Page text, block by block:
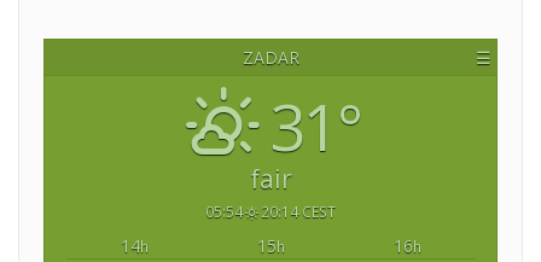
ZADAR ☰
31°
fair
05:54 20:14 CEST
14h 15h 16h